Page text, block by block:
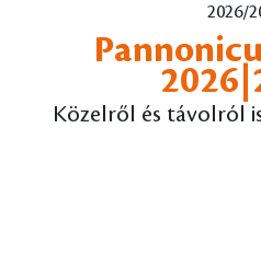
2026/
Közelről és távolról